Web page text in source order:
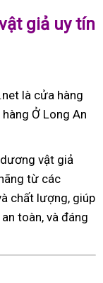
giả uy tín
là cửa hàng
Ở Long An
vật giả
từ các
chất lượng, giúp
toàn, và đáng